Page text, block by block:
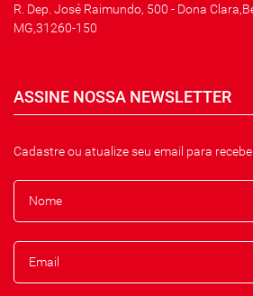
R. Dep. José Raimundo, 500 - Dona
MG,31260-150
ASSINE NOSSA NEWSLETTER
Cadastre ou atualize seu email para